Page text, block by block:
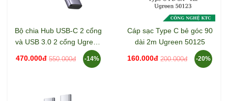
Bộ chia Hub USB-C 2 cổng
và USB 3.0 2 cổng Ugreen
470.000đ 550.000đ -14%
Cáp sạc Type C bẻ góc 90
dài 2m Ugreen 50125
160.000đ 200.000đ -20%